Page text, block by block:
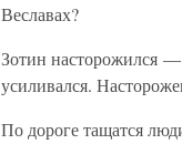
Веславах?
Зотин насторожился
усиливался.
По дороге тащатся